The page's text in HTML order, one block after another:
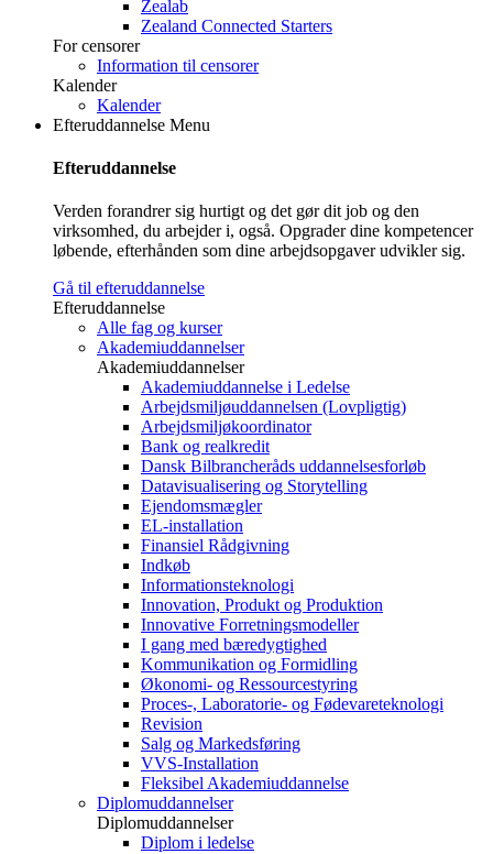
Zealab
Zealand Connected Starters
For censorer
Information til censorer
Kalender
Kalender
Efteruddannelse Menu
Efteruddannelse
Verden forandrer sig hurtigt og det gør dit job og den
virksomhed, du arbejder i, også. Opgrader dine kompetencer
løbende, efterhånden som dine arbejdsopgaver udvikler sig.
Gå til efteruddannelse
Efteruddannelse
Alle fag og kurser
Akademiuddannelser
Akademiuddannelser
Akademiuddannelse i Ledelse
Arbejdsmiljøuddannelsen (Lovpligtig)
Arbejdsmiljøkoordinator
Bank og realkredit
Dansk Bilbrancheråds uddannelsesforløb
Datavisualisering og Storytelling
Ejendomsmægler
EL-installation
Finansiel Rådgivning
Indkøb
Informationsteknologi
Innovation, Produkt og Produktion
Innovative Forretningsmodeller
I gang med bæredygtighed
Kommunikation og Formidling
Økonomi- og Ressourcestyring
Proces-, Laboratorie- og Fødevareteknologi
Revision
Salg og Markedsføring
VVS-Installation
Fleksibel Akademiuddannelse
Diplomuddannelser
Diplomuddannelser
Diplom i ledelse